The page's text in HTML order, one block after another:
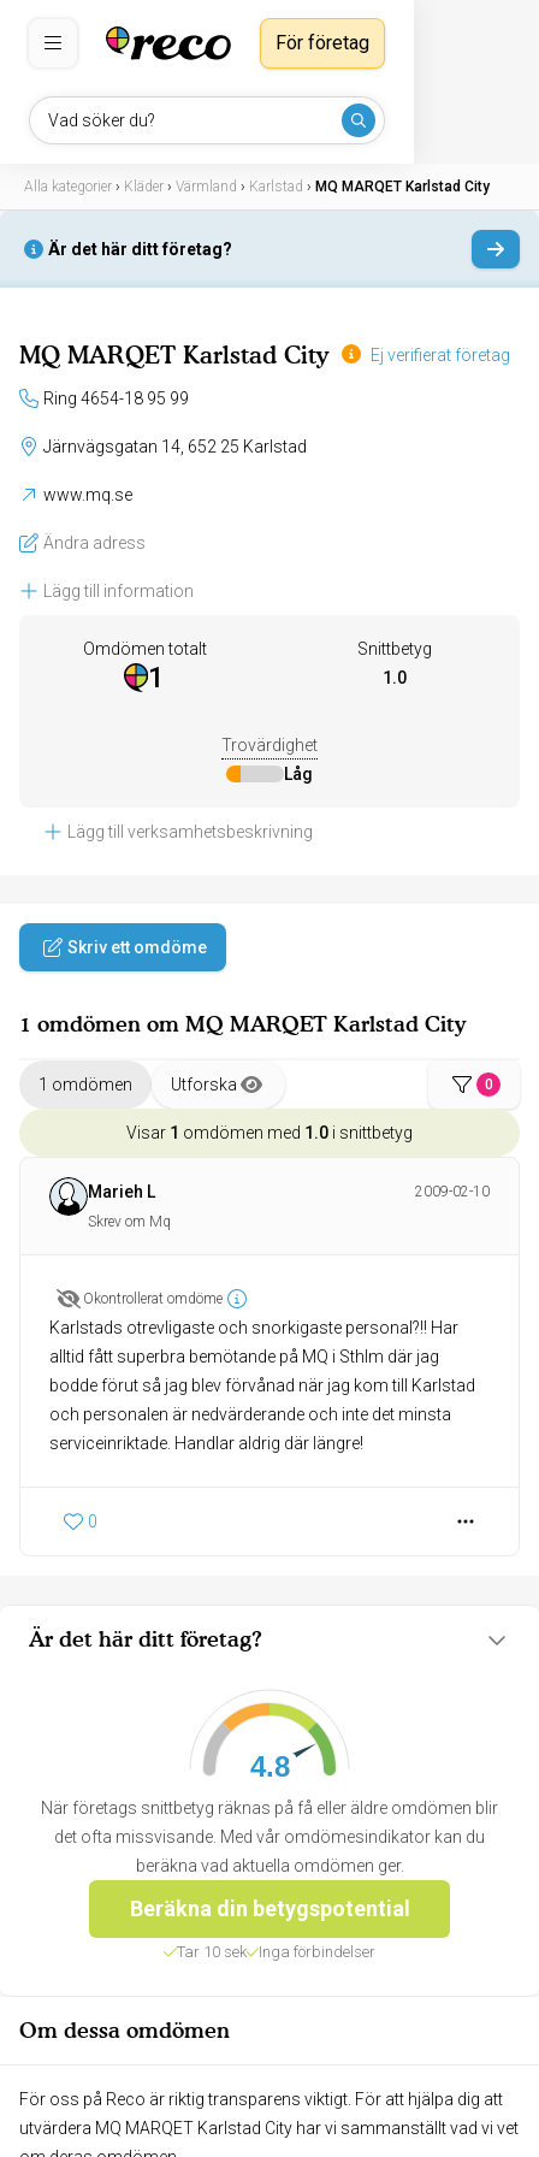
Vad söker du?
För företag
Alla kategorier › Kläder › Värmland › Karlstad › MQ MARQET Karlstad City
Är det här ditt företag?
MQ MARQET Karlstad City Ej verifierat företag
Ring 4654-18 95 99
Järnvägsgatan 14, 652 25 Karlstad
www.mq.se
Ändra adress
Lägg till information
Omdömen totalt
1
Snittbetyg
1.0
Trovärdighet
Låg
Lägg till verksamhetsbeskrivning
Är det här ditt företag?
4.8
När företags snittbetyg räknas på få eller äldre omdömen blir
det ofta missvisande. Med vår omdömesindikator kan du
beräkna vad aktuella omdömen ger.
Beräkna din betygspotential
Tar 10 sek Inga förbindelser
Om dessa omdömen
För oss på Reco är riktig transparens viktigt. För att hjälpa dig att
utvärdera MQ MARQET Karlstad City har vi sammanställt vad vi vet
Skriv ett omdöme
1 omdömen om MQ MARQET Karlstad City
1 omdömen Utforska 0
Visar 1 omdömen med 1.0 i snittbetyg
Marieh L
2009-02-10
Skrev om Mq
Okontrollerat omdöme
Karlstads otrevligaste och snorkigaste personal?!! Har
alltid fått superbra bemötande på MQ i Sthlm där jag
bodde förut så jag blev förvånad när jag kom till Karlstad
och personalen är nedvärderande och inte det minsta
serviceinriktade. Handlar aldrig där längre!
0